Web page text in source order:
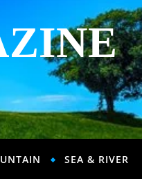
SEA & RIVER